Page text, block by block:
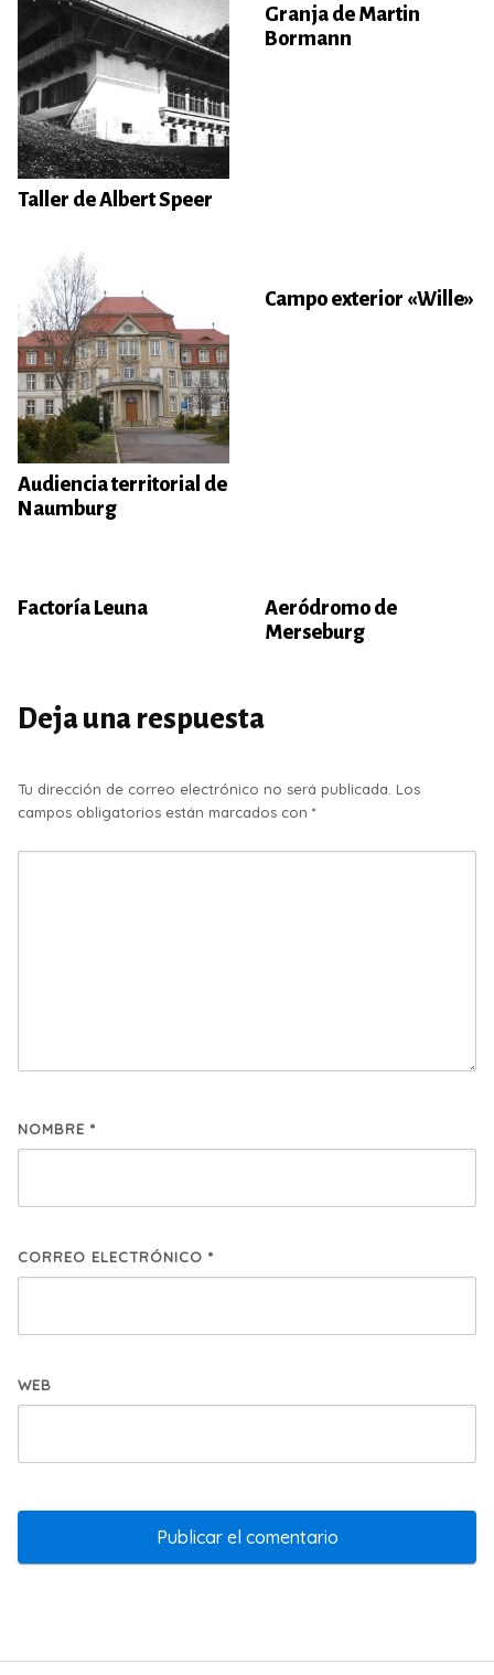
Taller de Albert Speer
Granja de Martin
Bormann
Audiencia territorial de
Naumburg
Campo exterior «Wille»
Factoría Leuna
Aeródromo de
Merseburg
Deja una respuesta
Tu dirección de correo electrónico no será publicada. Los
campos obligatorios están marcados con *
NOMBRE *
CORREO ELECTRÓNICO *
WEB